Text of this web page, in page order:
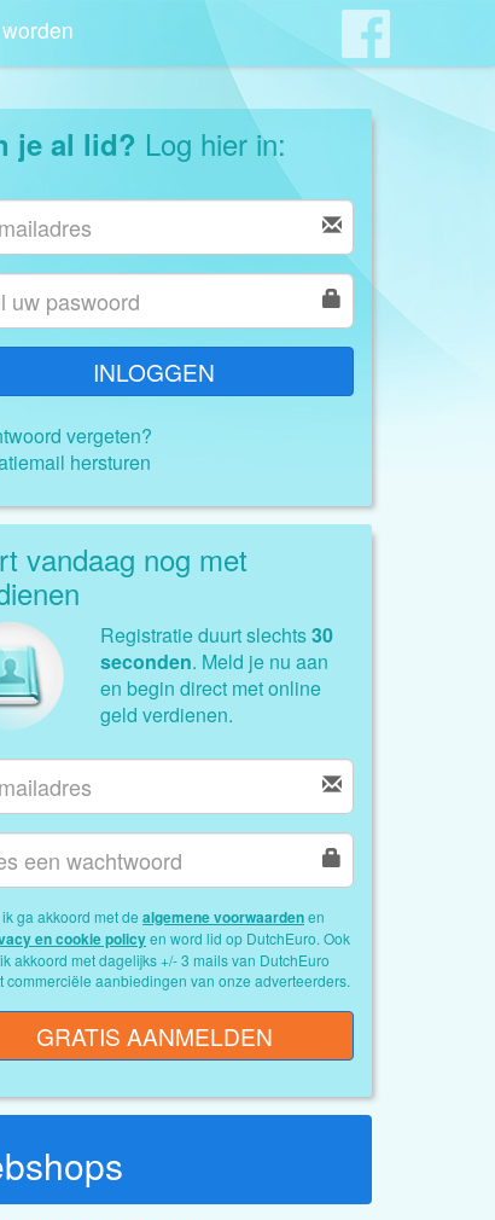
Ben je al lid? Log hier in:
INLOGGEN
vergeten?
hersturen
vandaag nog met
Registratie duurt slechts30
seconden. Meld je nu aan
en begin direct met online
geld verdienen.
ga akkoord met de algemene voorwaardenen
en cookie policy
akkoord met dagelijks +/- 3 mails van DutchEuro
commerciële aanbiedingen van onze adverteerders.
GRATIS AANMELDEN